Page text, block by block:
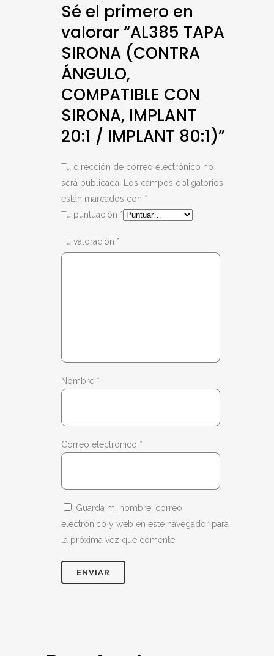
Sé el primero en
valorar “AL385 TAPA
SIRONA (CONTRA
ÁNGULO,
COMPATIBLE CON
SIRONA, IMPLANT
20:1 / IMPLANT 80:1)”
Tu dirección de correo electrónico no
será publicada.
Los campos obligatorios
están marcados con *
Tu puntuación *
Tu valoración *
Nombre *
Correo electrónico *
Guarda mi nombre, correo
electrónico y web en este navegador para
la próxima vez que comente.